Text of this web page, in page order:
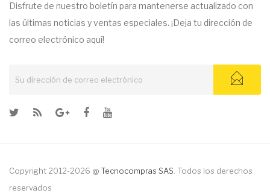
Disfrute de nuestro boletín para mantenerse actualizado con
las últimas noticias y ventas especiales. ¡Deja tu dirección de
correo electrónico aquí!
Copyright 2012-2026 @ Tecnocompras SAS . Todos los derechos
reservados